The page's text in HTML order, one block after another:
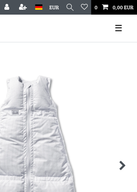
EUR 0 0,00 EUR
☰